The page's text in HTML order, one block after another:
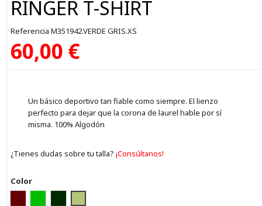
RINGER T-SHIRT
Referencia M351942.VERDE GRIS.XS
60,00 €
Un básico deportivo tan fiable como siempre. El lienzo
perfecto para dejar que la corona de laurel hable por sí
misma. 100% Algodón
¿Tienes dudas sobre tu talla? ¡Consúltanos!
Color